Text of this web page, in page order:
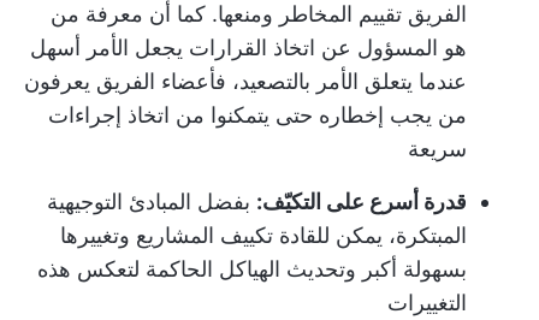
الفريق تقييم المخاطر ومنعها. كما أن معرفة من
هو المسؤول عن اتخاذ القرارات يجعل الأمر أسهل
عندما يتعلق الأمر بالتصعيد، فأعضاء الفريق يعرفون
من يجب إخطاره حتى يتمكنوا من اتخاذ إجراءات
سريعة
قدرة أسرع على التكيّف: بفضل المبادئ التوجيهية
المبتكرة، يمكن للقادة تكييف المشاريع وتغييرها
بسهولة أكبر وتحديث الهياكل الحاكمة لتعكس هذه
التغييرات